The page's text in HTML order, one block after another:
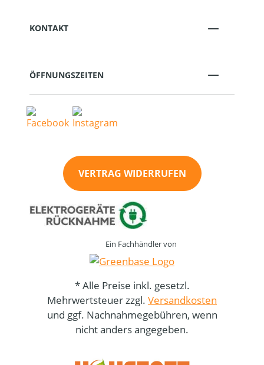
KONTAKT
ÖFFNUNGSZEITEN
VERTRAG WIDERRUFEN
Ein Fachhändler von
* Alle Preise inkl. gesetzl.
Mehrwertsteuer zzgl. Versandkosten
und ggf. Nachnahmegebühren, wenn
nicht anders angegeben.